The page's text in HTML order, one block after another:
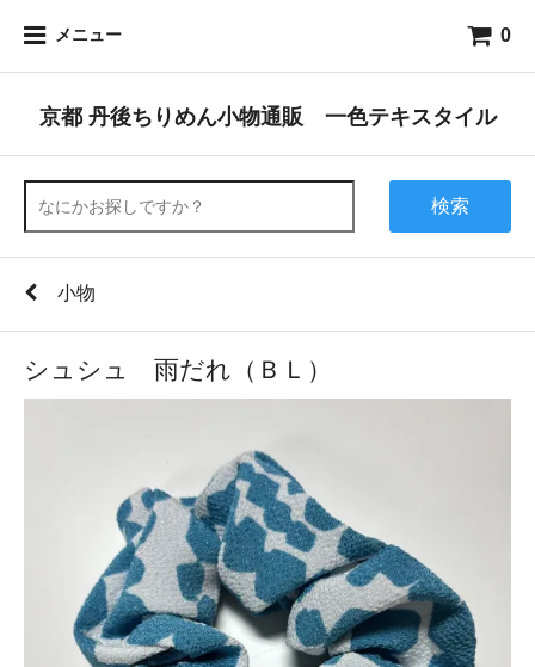
メニュー 0
京都 丹後ちりめん小物通販 一色テキスタイル
検索
小物
シュシュ 雨だれ（ＢＬ）